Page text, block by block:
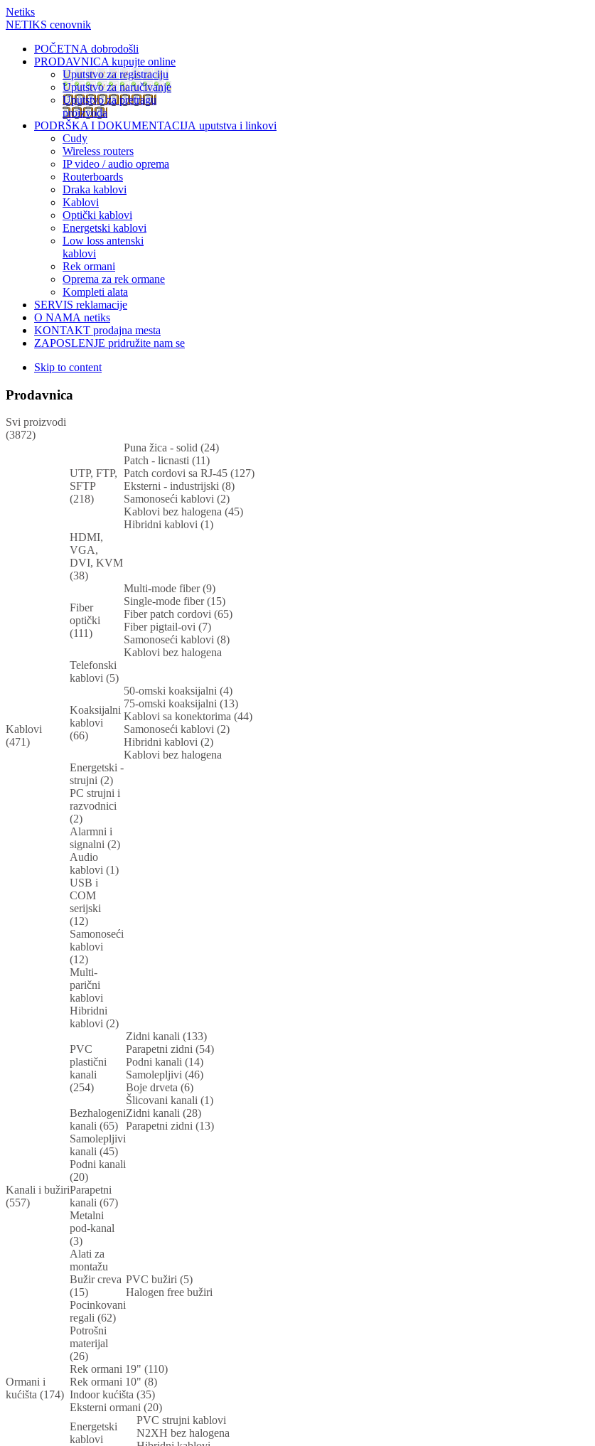
Netiks
NETIKS cenovnik
POČETNA dobrodošli
PRODAVNICA kupujte online
Uputstvo za registraciju
Uputstvo za naručivanje
Uputstvo za pretragu
proizvoda
PODRŠKA I DOKUMENTACIJA uputstva i linkovi
Cudy
Wireless routers
IP video / audio oprema
Routerboards
Draka kablovi
Kablovi
Optički kablovi
Energetski kablovi
Low loss antenski
kablovi
Rek ormani
Oprema za rek ormane
Kompleti alata
SERVIS reklamacije
O NAMA netiks
KONTAKT prodajna mesta
ZAPOSLENJE pridružite nam se
Skip to content
Prodavnica
Svi proizvodi
(3872)
Kablovi
(471)
UTP, FTP,
SFTP
(218)
Puna žica - solid (24)
Patch - licnasti (11)
Patch cordovi sa RJ-45 (127)
Eksterni - industrijski (8)
Samonoseći kablovi (2)
Kablovi bez halogena (45)
Hibridni kablovi (1)
HDMI,
VGA,
DVI, KVM
(38)
Fiber
optički
(111)
Multi-mode fiber (9)
Single-mode fiber (15)
Fiber patch cordovi (65)
Fiber pigtail-ovi (7)
Samonoseći kablovi (8)
Kablovi bez halogena
Telefonski
kablovi (5)
Koaksijalni
kablovi
(66)
50-omski koaksijalni (4)
75-omski koaksijalni (13)
Kablovi sa konektorima (44)
Samonoseći kablovi (2)
Hibridni kablovi (2)
Kablovi bez halogena
Energetski -
strujni (2)
PC strujni i
razvodnici
(2)
Alarmni i
signalni (2)
Audio
kablovi (1)
USB i
COM
serijski
(12)
Samonoseći
kablovi
(12)
Multi-
parični
kablovi
Hibridni
kablovi (2)
Kanali i bužiri
(557)
PVC
plastični
kanali
(254)
Zidni kanali (133)
Parapetni zidni (54)
Podni kanali (14)
Samolepljivi (46)
Boje drveta (6)
Šlicovani kanali (1)
Bezhalogeni
kanali (65)
Zidni kanali (28)
Parapetni zidni (13)
Samolepljivi
kanali (45)
Podni kanali
(20)
Parapetni
kanali (67)
Metalni
pod-kanal
(3)
Alati za
montažu
Bužir creva
(15)
PVC bužiri (5)
Halogen free bužiri
Pocinkovani
regali (62)
Potrošni
materijal
(26)
Ormani i
kućišta (174)
Rek ormani 19" (110)
Rek ormani 10" (8)
Indoor kućišta (35)
Eksterni ormani (20)
Energetski
kablovi
PVC strujni kablovi
N2XH bez halogena